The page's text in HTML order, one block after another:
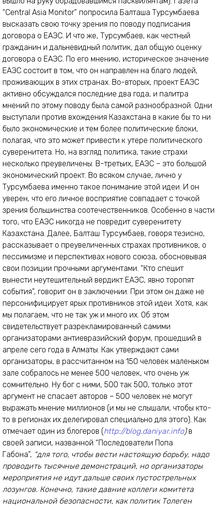
“Central Asia Monitor” попросила Балташа Турсумбаева
высказать свою точку зрения по поводу подписания
договора о ЕАЭС. И что же, Турсумбаев, как честный
гражданин и дальневидный политик, дал общую оценку
договора о ЕАЭС. По его мнению, историческое значение
ЕАЭС состоит в том, что он направлен на благо людей,
проживающих в этих странах. Во-вторых, проект ЕАЭС
активно обсуждался последние два года, и палитра
мнений по этому поводу была самой разнообразной. Одни
выступали против вхождения Казахстана в какие бы то ни
было экономические и тем более политические блоки,
полагая, что это может привести к утере политического
суверенитета. Но, на взгляд политика, такие страхи
несколько преувеличены. В-третьих, ЕАЭС – это большой
экономический проект. Во всяком случае, лично у
Турсумбаева именно такое понимание этой идеи. И он
уверен, что его личное восприятие совпадает с точкой
зрения большинства соотечественников. Особенно в части
того, что ЕАЭС никогда не повредит суверенитету
Казахстана. Далее, Балташ Турсумбаев, говоря тезисно,
рассказывает о преувеличенных страхах противников, о
пессимизме и перспективах нового союза, обосновывая
свои позиции прочными аргументами. “Кто спешит
вынести неутешительный вердикт ЕАЭС, явно торопят
события”, говорит он в заключении. При этом он даже не
персонифицирует ярых противников этой идеи. Хотя, как
мы полагаем, что не так уж и много их. Об этом
свидетельствует разрекламированный самими
организаторами антиевразийский форум, прошедший в
апреле сего года в Алматы. Как утверждают сами
организаторы, в рассчитанном на 150 человек маленьком
зале собралось не менее 500 человек, что очень уж
сомнительно. Ну бог с ними, 500 так 500, только этот
аргумент не спасает авторов – 500 человек не могут
выражать мнение миллионов (и мы не слышали, чтобы кто-
то в регионах их делегировал специально для этого). Как
отмечает один из блогеров (http://blog.daniyar.info)в
своей записи, названной “Последователи Попа
Габона”, “для того, чтобы вести настоящую борьбу, надо
проводить тысячные демонстраций, но организаторы
мероприятия не идут дальше своих пустострельных
лозунгов. Конечно, такие давние коллеги комитета
национальной безопасности, как политик Толеген